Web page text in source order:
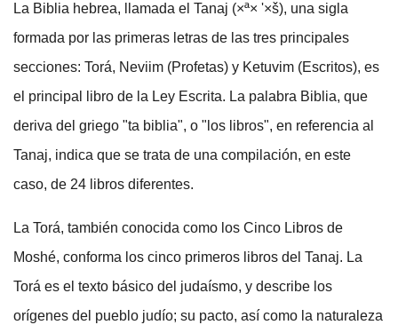
La Biblia hebrea, llamada el Tanaj (×ª× '×š), una sigla
formada por las primeras letras de las tres principales
secciones: Torá, Neviim (Profetas) y Ketuvim (Escritos), es
el principal libro de la Ley Escrita. La palabra Biblia, que
deriva del griego "ta biblia", o "los libros", en referencia al
Tanaj, indica que se trata de una compilación, en este
caso, de 24 libros diferentes.
La Torá, también conocida como los Cinco Libros de
Moshé, conforma los cinco primeros libros del Tanaj. La
Torá es el texto básico del judaísmo, y describe los
orígenes del pueblo judío; su pacto, así como la naturaleza